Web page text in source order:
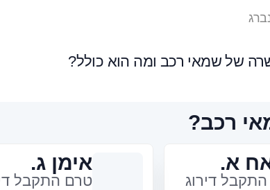
של שמאי רכב ומה הוא כולל?
רכב?
א.
דירוג
אימן ג.
טרם התקבל